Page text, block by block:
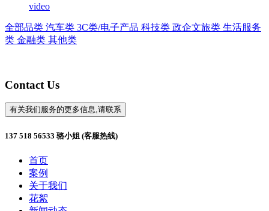
video
全部品类 汽车类 3C类/电子产品 科技类 政企文旅类 生活服务
类 金融类 其他类
Contact Us
有关我们服务的更多信息,请联系
137 518 56533 骆小姐 (客服热线)
首页
案例
关于我们
花絮